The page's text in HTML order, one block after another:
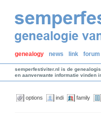
genealogy news link forum
semperfestiviter.nl is de
en aanverwante informatie vinden
options indi family